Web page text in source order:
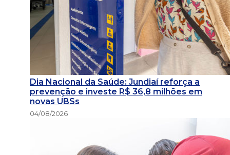
Dia Nacional da Saúde: Jundiaí reforça a
prevenção e investe R$ 36,8 milhões em
novas UBSs
04/08/2026